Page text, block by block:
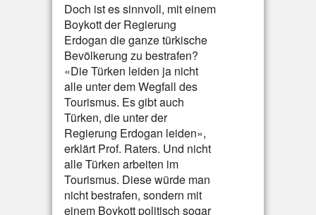
Doch ist es sinnvoll, mit einem
Boykott der Regierung
Erdogan die ganze türkische
Bevölkerung zu bestrafen?
«Die Türken leiden ja nicht
alle unter dem Wegfall des
Tourismus. Es gibt auch
Türken, die unter der
Regierung Erdogan leiden»,
erklärt Prof. Raters. Und nicht
alle Türken arbeiten im
Tourismus. Diese würde man
nicht bestrafen, sondern mit
einem Boykott politisch sogar